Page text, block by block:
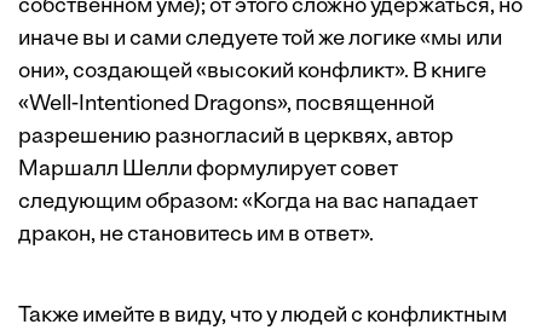
собственном уме); от этого сложно удержаться, но
иначе вы и сами следуете той же логике «мы или
они», создающей «высокий конфликт». В книге
«Well-Intentioned Dragons», посвященной
разрешению разногласий в церквях, автор
Маршалл Шелли формулирует совет
следующим образом: «Когда на вас нападает
дракон, не становитесь им в ответ».
Также имейте в виду, что у людей с конфликтным